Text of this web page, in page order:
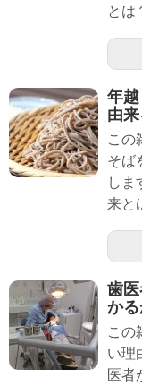
とは
年
由
この
そば
しま
来と
歯
か
この
い理
医者